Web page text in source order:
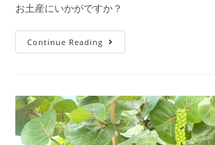
お土産にいかがですか？
Continue Reading